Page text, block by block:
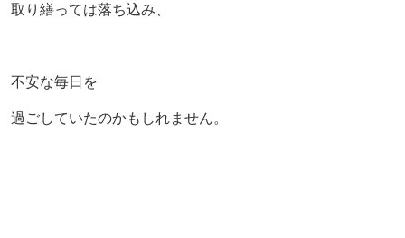
取り繕っては落ち込み、
不安な毎日を
過ごしていたのかもしれません。